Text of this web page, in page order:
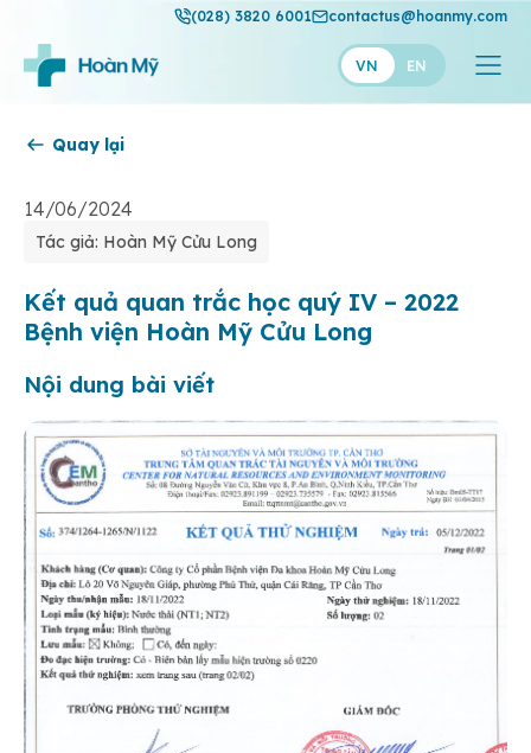
(028) 3820 6001 contactus@hoanmy.com
VN EN
Hạnh Phúc
Thuận Mỹ
Quay lại
14/06/2024
Tác giả: Hoàn Mỹ Cửu Long
Kết quả quan trắc học quý IV – 2022
Bệnh viện Hoàn Mỹ Cửu Long
Nội dung bài viết